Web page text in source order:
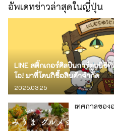
อัพเดทข่าวล่าสุดในญี่ปุ่น
LINE สติ๊กเกอร์ศิลปินการ์ตูนนิชิ
โอ! มาที่โดนกิซื้อสินค้าจำกัด
2025.03.25
เทศกาลของ